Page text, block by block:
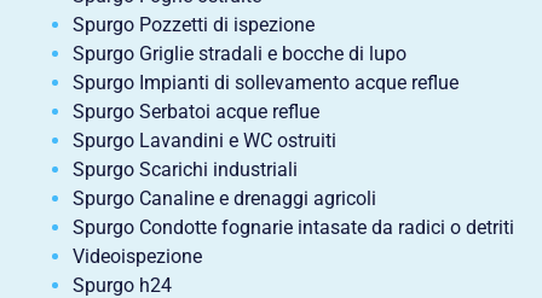
Spurgo Pozzetti di ispezione
Spurgo Griglie stradali e bocche di lupo
Spurgo Impianti di sollevamento acque reflue
Spurgo Serbatoi acque reflue
Spurgo Lavandini e WC ostruiti
Spurgo Scarichi industriali
Spurgo Canaline e drenaggi agricoli
Spurgo Condotte fognarie intasate da radici o detriti
Videoispezione
Spurgo h24